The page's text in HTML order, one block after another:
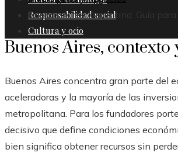
Responsabilidad social
Cultura y ocio
Buenos Aires, Argentina: Guía
Buenos Aires,
Buenos Aires concentra gran parte del
aceleradoras y la mayoría de las
metropolitana. Para los fundadores
decisivo que define condiciones
bien significa obtener recursos sin